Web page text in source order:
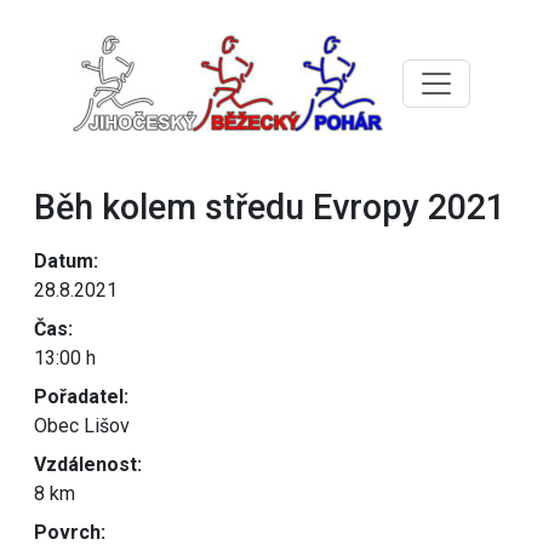
Běh kolem středu Evropy 2021
Datum:
28.8.2021
Čas:
13:00 h
Pořadatel:
Obec Lišov
Vzdálenost:
8 km
Povrch: